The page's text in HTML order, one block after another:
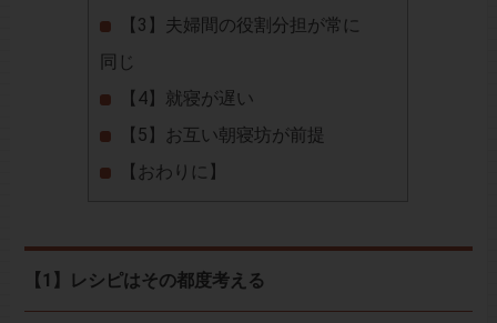
【3】夫婦間の役割分担が常に
同じ
【4】就寝が遅い
【5】お互い朝寝坊が前提
【おわりに】
【1】レシピはその都度考える